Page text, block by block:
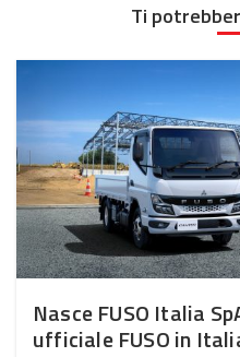
Ti
Nasce FUSO Italia
ufficiale FUSO in